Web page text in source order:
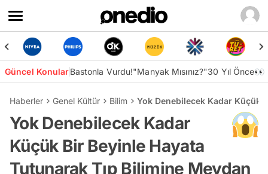
Güncel KonularBastonla Vurdu!"Manyak Mısınız?"30 Yıl Önce👀
Haberler Genel Kültür Bilim Yok Denebilecek Kadar Küçük
Yok Denebilecek Kadar
Küçük Bir Beyinle Hayata
Tutunarak Tıp Bilimine Meydan